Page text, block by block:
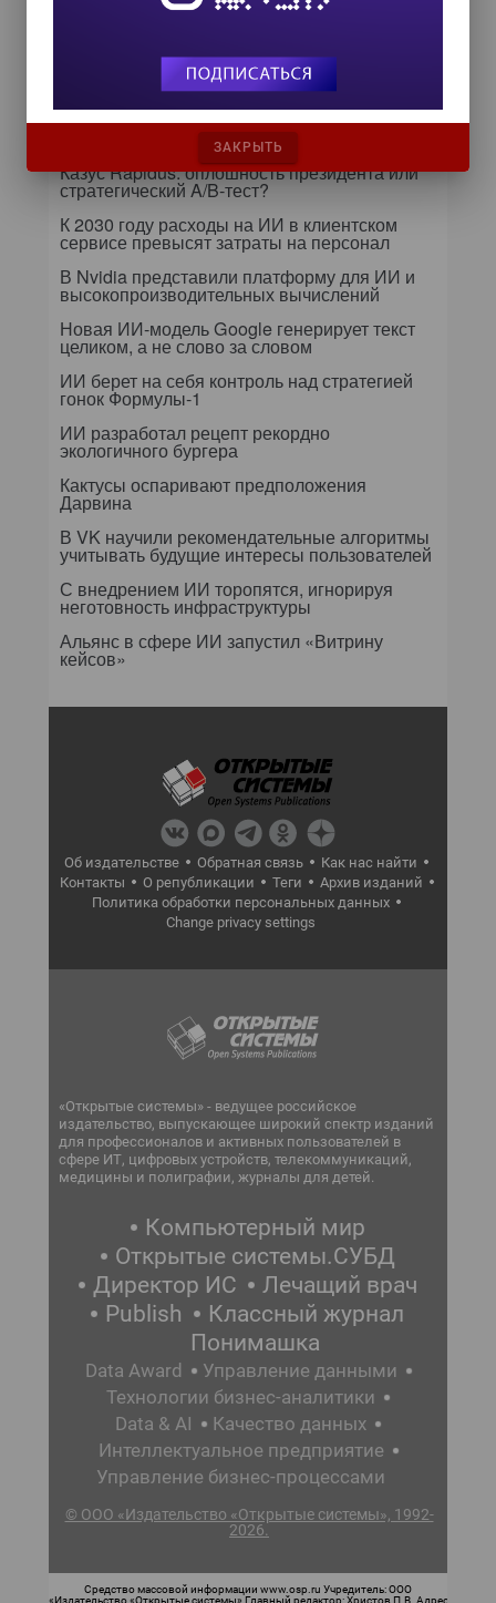
данными — 2026» обсудят подготовку
данных к ИИ и новые этапы
импортозамещения
Т-Банк оптимизирует процессы дообучения
языковых моделей
Казус Rapidus: оплошность президента или
стратегический A/B-тест?
К 2030 году расходы на ИИ в клиентском
сервисе превысят затраты на персонал
В Nvidia представили платформу для ИИ и
высокопроизводительных вычислений
Новая ИИ-модель Google генерирует текст
целиком, а не слово за словом
ИИ берет на себя контроль над стратегией
гонок Формулы-1
ИИ разработал рецепт рекордно
экологичного бургера
Кактусы оспаривают предположения
Дарвина
В VK научили рекомендательные алгоритмы
учитывать будущие интересы пользователей
С внедрением ИИ торопятся, игнорируя
неготовность инфраструктуры
Альянс в сфере ИИ запустил «Витрину
кейсов»
Об издательстве Обратная связь
Как нас найти
Контакты
О републикации Теги
Архив изданий
Политика обработки персональных данных
Change privacy settings
«Открытые системы» - ведущее российское
издательство, выпускающее широкий спектр изданий
для профессионалов и активных пользователей в
сфере ИТ, цифровых устройств, телекоммуникаций,
медицины и полиграфии, журналы для детей.
Компьютерный мир
Открытые системы.СУБД
Директор ИС
Лечащий врач
Publish
Классный журнал
Понимашка
Data Award
Управление данными
Технологии бизнес-аналитики
Data & AI
Качество данных
Интеллектуальное предприятие
Управление бизнес-процессами
© ООО «Издательство «Открытые системы», 1992-
2026.
Средство массовой информации www.osp.ru Учредитель: ООО
«Издательство «Открытые системы» Главный редактор: Христов П.В. Адрес
ЗАКРЫТЬ